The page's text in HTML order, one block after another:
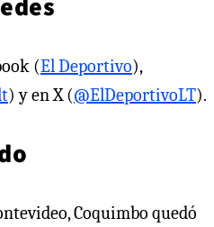
(El Deportivo),
) y en X (@ElDeportivoLT).